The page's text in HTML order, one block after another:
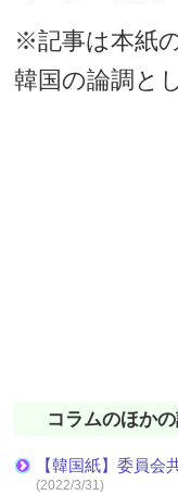
※記事は本紙
韓国の論調と
コラムのほか
【韓国紙】委員会
(2022/3/31)